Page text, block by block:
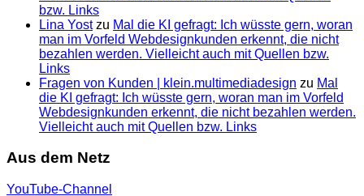
bzw. Links
Lina Yostzu Mal die KI gefragt: Ich wüsste gern, woran
man im Vorfeld Webdesignkunden erkennt, die nicht
bezahlen werden. Vielleicht auch mit Quellen bzw.
Links
Fragen von Kunden | klein.multimedia­design zu Mal
die KI gefragt: Ich wüsste gern, woran man im Vorfeld
Webdesignkunden erkennt, die nicht bezahlen werden.
Vielleicht auch mit Quellen bzw. Links
Aus dem Netz
YouTube-Channel